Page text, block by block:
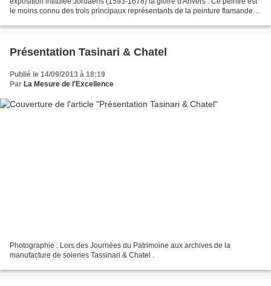
le moins connu des trois principaux représentants de la peinture flamande
Présentation Tasinari & Chatel
Publié le 14/09/2013 à 18:19
Par La Mesure de l'Excellence
Photographie : Lors des Journées du Patrimoine aux archives de la
manufacture de soieries Tassinari & Chatel .